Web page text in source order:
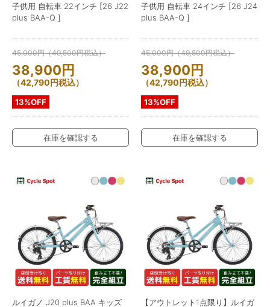
子供用 自転車 22インチ [26 J22
plus BAA-Q ]
45,000円（49,500円税込）
38,900円
（42,790円税込）
13%OFF
在庫を確認する
子供用 自転車 24インチ [26 J24
plus BAA-Q ]
45,000円（49,500円税込）
38,900円
（42,790円税込）
13%OFF
在庫を確認する
ルイガノ J20 plus BAA キッズ 【アウトレット1点限り】ルイガ